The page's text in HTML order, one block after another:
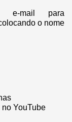
e-mail para
o nome
YouTube